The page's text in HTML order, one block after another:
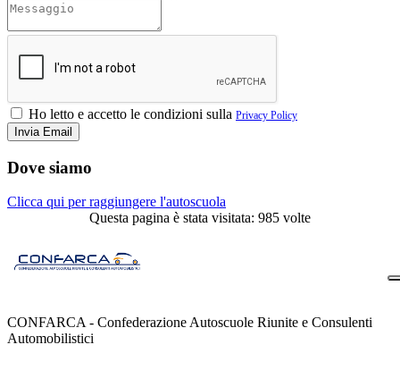
Ho letto e accetto le condizioni sulla Privacy Policy
Dove siamo
Clicca qui per raggiungere l'autoscuola
Questa pagina è stata visitata: 985 volte
CONFARCA - Confederazione Autoscuole Riunite e Consulenti
Automobilistici